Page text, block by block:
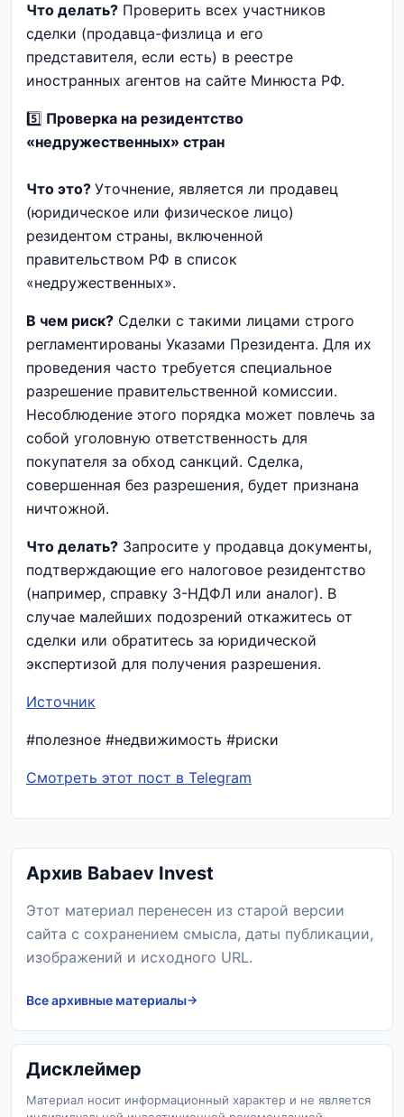
Что делать? Проверить всех участников
сделки (продавца-физлица и его
представителя, если есть) в реестре
иностранных агентов на сайте Минюста РФ.
5️⃣ Проверка на резидентство
«недружественных» стран
Что это? Уточнение, является ли продавец
(юридическое или физическое лицо)
резидентом страны, включенной
правительством РФ в список
«недружественных».
В чем риск? Сделки с такими лицами строго
регламентированы Указами Президента. Для их
проведения часто требуется специальное
разрешение правительственной комиссии.
Несоблюдение этого порядка может повлечь за
собой уголовную ответственность для
покупателя за обход санкций. Сделка,
совершенная без разрешения, будет признана
ничтожной.
Что делать? Запросите у продавца документы,
подтверждающие его налоговое резидентство
(например, справку 3-НДФЛ или аналог). В
случае малейших подозрений откажитесь от
сделки или обратитесь за юридической
экспертизой для получения разрешения.
Источник
#полезное #недвижимость #риски
Смотреть этот пост в Telegram
Архив Babaev Invest
Этот материал перенесен из старой версии
сайта с сохранением смысла, даты публикации,
изображений и исходного URL.
Все архивные материалы
Дисклеймер
Материал носит информационный характер и не является